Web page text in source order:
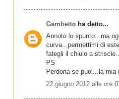
Gambetto ha detto...
Annoto lo spunto...ma
curva...permettimi di
fategli il chiulo a
PS
Perdona se puoi...la
22 giugno 2012 alle ore